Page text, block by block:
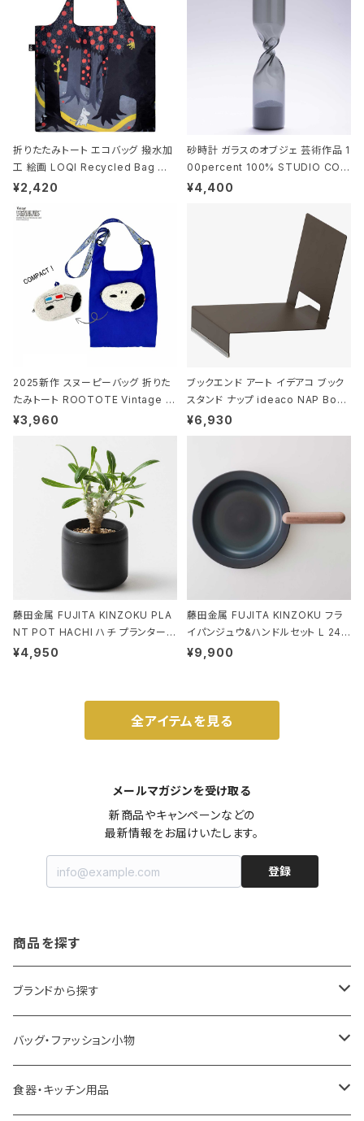
折りたたみトート エコバッグ 撥水加
工 絵画 LOQI Recycled Bag ロ
ーキー 大きめ トートバッグ MOOMI
¥2,420
砂時計 ガラスのオブジェ 芸術作品 1
00percent 100% STUDIO COH
AKU Timeless 100パーセント ス
¥4,400
2025新作 スヌーピーバッグ 折りた
たみトート ROOTOTE Vintage P
EANUTS ROO-shopper mid 84
ド.ピーナッツ-0P 3Dグラス
¥3,960
ブックエンド アート イデアコ ブック
スタンド ナップ ideaco NAP Book
stand ブラウン
¥6,930
藤田金属 FUJITA KINZOKU PLA
NT POT HACHI ハチ プランターポ
ット 3号 ブラック
¥4,950
藤田金属 FUJITA KINZOKU フラ
イパンジュウ&ハンドルセット L 24c
m ガス火・IH対応 鉄フライパン ウォ
¥9,900
全アイテムを見る
メールマガジンを受け取る
新商品やキャンペーンなどの
最新情報をお届けいたします。
登録
商品を探す
ブランドから探す
LOQI
ideaco
バッグ・ファッション小物
エコバッグ
食器・キッチン用品